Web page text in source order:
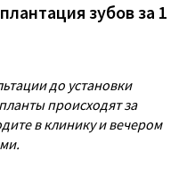
зубов за 1
до установки
происходят за
в клинику и вечером